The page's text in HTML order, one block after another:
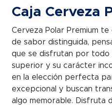
Caja Cerveza
Cerveza Polar Premium
de sabor distinguida,
que se disfrutan por todo
superior y su carácter
en la elección perfecta
excepcional y buscan
algo memorable. Disfruta